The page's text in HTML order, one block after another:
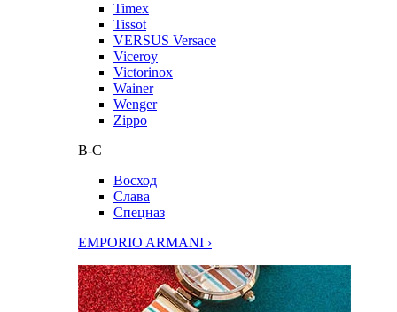
Timex
Tissot
VERSUS Versace
Viceroy
Victorinox
Wainer
Wenger
Zippo
В-С
Восход
Слава
Спецназ
EMPORIO ARMANI ›